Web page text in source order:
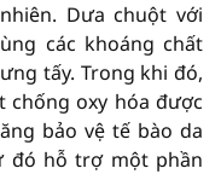
Dưa chuột với
các khoáng chất
tấy. Trong khi đó,
chống oxy hóa được
bảo vệ tế bào da
đó hỗ trợ một phần